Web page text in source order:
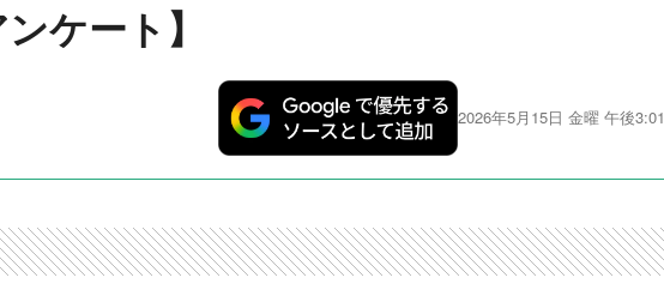
ケート】
2026年5月15日 金曜 午後3:01